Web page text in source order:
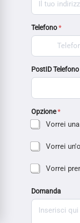
Telefono*
PostID
Opzione*
Vorrei
Vorrei
Vorrei
Domanda